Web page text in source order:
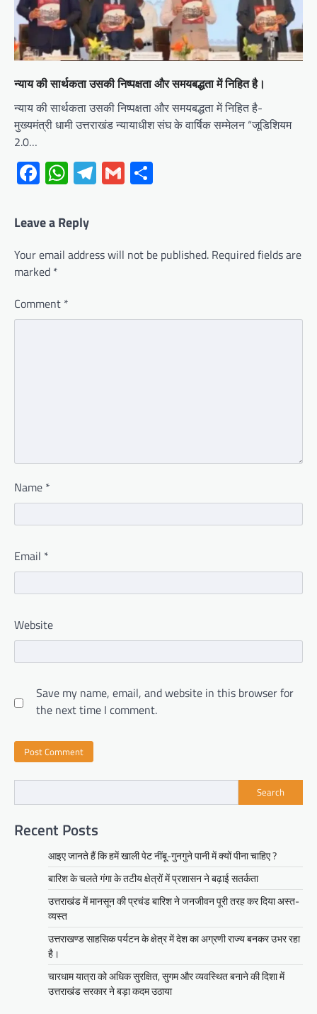
न्याय की सार्थकता उसकी निष्पक्षता और समयबद्धता में निहित है।
न्याय की सार्थकता उसकी निष्पक्षता और समयबद्धता में निहित है-
मुख्यमंत्री धामी उत्तराखंड न्यायाधीश संघ के वार्षिक सम्मेलन “जूडिशियम
2.0…
Facebook
WhatsApp
Telegram
Gmail
Leave a Reply
Your email address will not be published. Required fields are
marked *
Comment *
Name *
Email *
Website
Save my name, email, and website in this browser for
the next time I comment.
Search
Recent Posts
आइए जानते हैं कि हमें खाली पेट नींबू-गुनगुने पानी में क्यों पीना चाहिए ?
बारिश के चलते गंगा के तटीय क्षेत्रों में प्रशासन ने बढ़ाई सतर्कता
उत्तराखंड में मानसून की प्रचंड बारिश ने जनजीवन पूरी तरह कर दिया अस्त-
व्यस्त
उत्तराखण्ड साहसिक पर्यटन के क्षेत्र में देश का अग्रणी राज्य बनकर उभर रहा
है।
चारधाम यात्रा को अधिक सुरक्षित, सुगम और व्यवस्थित बनाने की दिशा में
उत्तराखंड सरकार ने बड़ा कदम उठाया